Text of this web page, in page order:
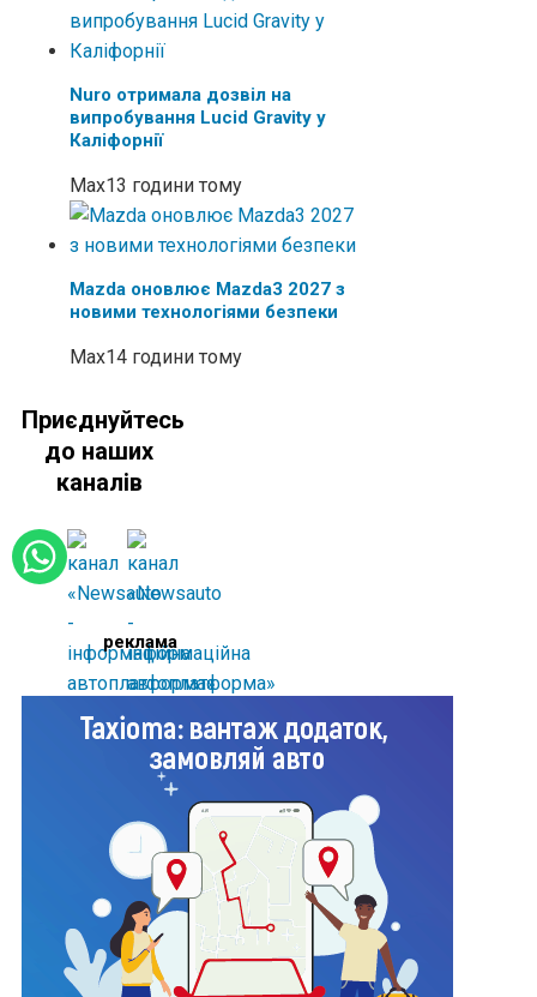
Nuro отримала дозвіл на
випробування Lucid Gravity у
Каліфорнії
Max13 години тому
Mazda оновлює Mazda3 2027 з
новими технологіями безпеки
Max14 години тому
Приєднуйтесь
до наших
каналів
реклама